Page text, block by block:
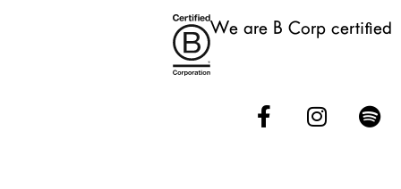
We are B Corp certified